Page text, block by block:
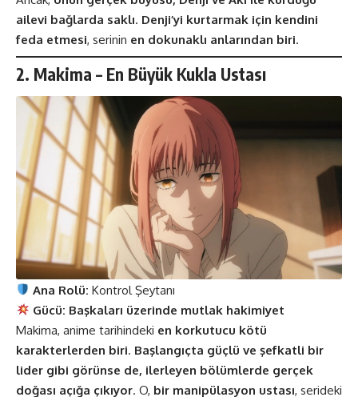
ailevi bağlarda saklı. Denji’yi kurtarmak için kendini
feda etmesi, serinin en dokunaklı anlarından biri.
2. Makima – En Büyük Kukla Ustası
Ana Rolü: Kontrol Şeytanı
Gücü: Başkaları üzerinde mutlak hakimiyet
Makima, anime tarihindeki en korkutucu kötü
karakterlerden biri. Başlangıçta güçlü ve şefkatli bir
lider gibi görünse de, ilerleyen bölümlerde gerçek
doğası açığa çıkıyor. O, bir manipülasyon ustası, serideki